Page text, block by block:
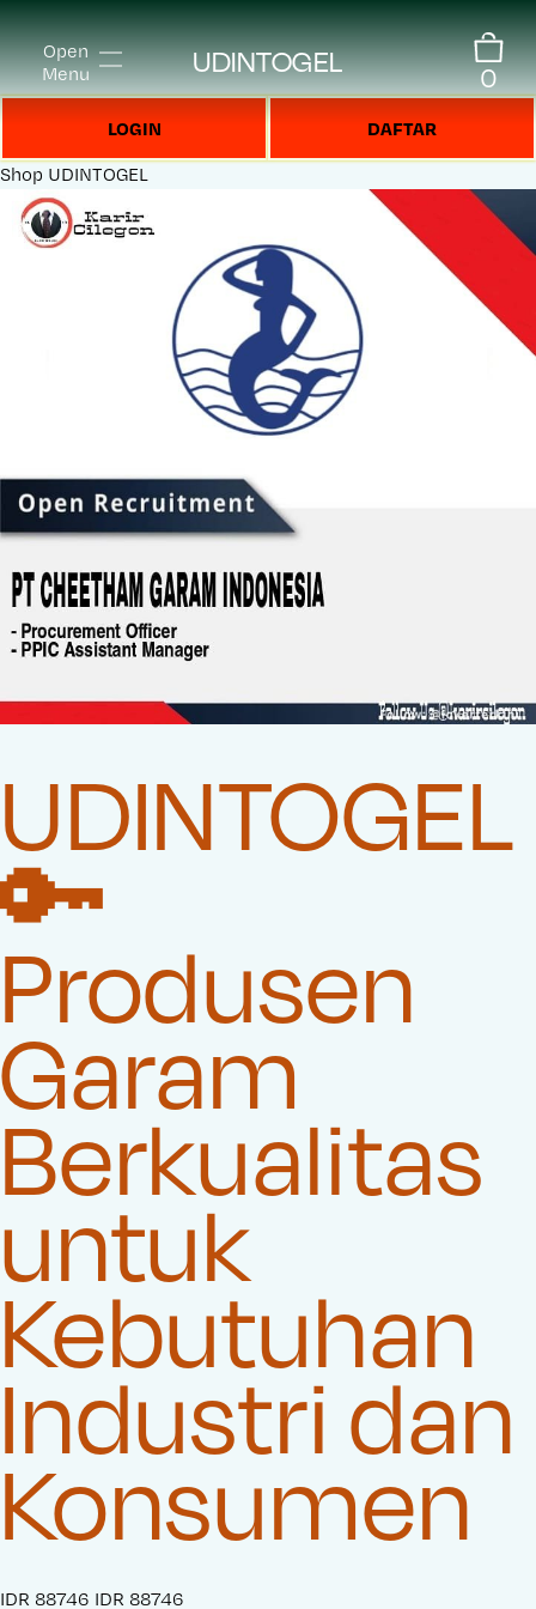
Open
Menu
UDINTOGEL 0
LOGIN DAFTAR
Shop UDINTOGEL
UDINTOGEL
🔑
Produsen
Garam
Berkualitas
untuk
Kebutuhan
Industri dan
Konsumen
S
IDR 88746 O
IDR 88746